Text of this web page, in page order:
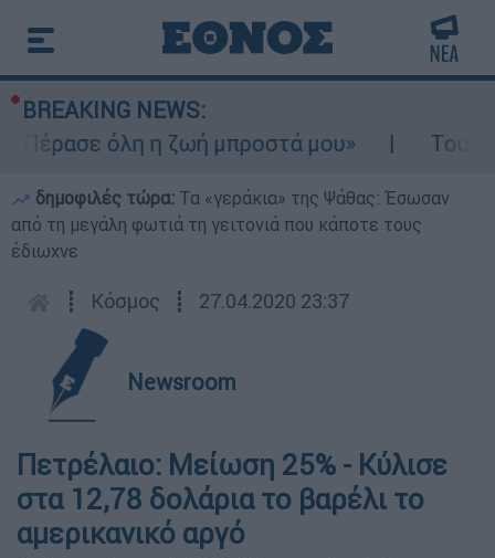
BREAKING NEWS:
όλη η ζωή μπροστά μου»
δημοφιλές τώρα: Τα «γεράκια» της Ψάθας: Έσωσαν
από τη μεγάλη φωτιά τη γειτονιά που κάποτε τους
έδιωχνε
┋ Κόσμος ┋ 27.04.2020 23:37
Newsroom
Πετρέλαιο: Μείωση 25% - Κύλισε
στα 12,78 δολάρια το βαρέλι το
αμερικανικό αργό